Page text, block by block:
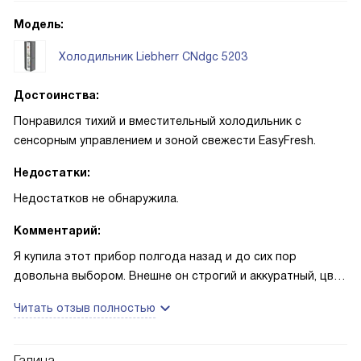
Модель:
Холодильник Liebherr CNdgc 5203
Достоинства:
Понравился тихий и вместительный холодильник с
сенсорным управлением и зоной свежести EasyFresh.
Недостатки:
Недостатков не обнаружила.
Комментарий:
Я купила этот прибор полгода назад и до сих пор
довольна выбором. Внешне он строгий и аккуратный, цвет
управлении: поставила режим SuperCool после большого
температуры и продукты освежаются за считанные часы.
Читать отзыв полностью